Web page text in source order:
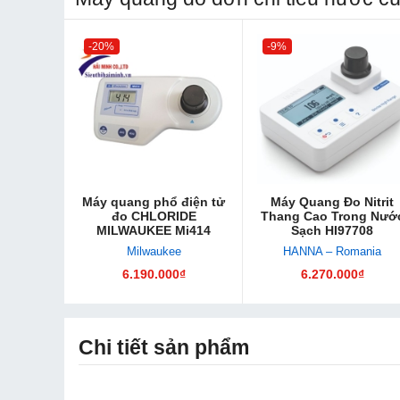
-20%
Máy quang phổ điện tử
đo CHLORIDE
MILWAUKEE Mi414
Milwaukee
6.190.000₫
-9%
Máy Quang Đo Nitrit
Thang Cao Trong
Sạch HI97708
HANNA – Romania
6.270.000₫
Chi tiết sản phẩm